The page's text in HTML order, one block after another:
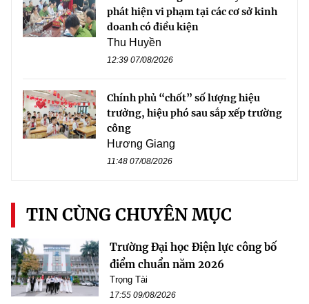
phát hiện vi phạm tại các cơ sở kinh
doanh có điều kiện
Thu Huyền
12:39 07/08/2026
Chính phủ “chốt” số lượng hiệu
trưởng, hiệu phó sau sắp xếp trường
công
Hương Giang
11:48 07/08/2026
TIN CÙNG CHUYÊN MỤC
Trường Đại học Điện lực công bố
điểm chuẩn năm 2026
Trọng Tài
17:55 09/08/2026